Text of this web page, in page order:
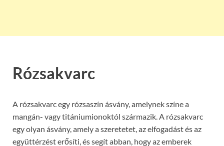
Rózsakvarc
A rózsakvarc egy rózsaszín ásvány, amelynek színe a
mangán- vagy titániumionoktól származik. A rózsakvarc
egy olyan ásvány, amely a szeretetet, az elfogadást és az
együttérzést erősíti, és segít abban, hogy az emberek